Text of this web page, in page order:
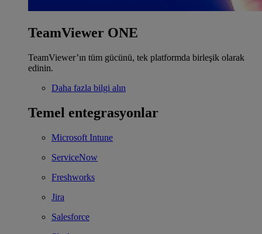
TeamViewer ONE
TeamViewer’ın tüm gücünü, tek platformda birleşik olarak
edinin.
Daha fazla bilgi alın
Temel entegrasyonlar
Microsoft Intune
ServiceNow
Freshworks
Jira
Salesforce